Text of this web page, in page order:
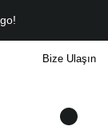
Bize Ulaşın